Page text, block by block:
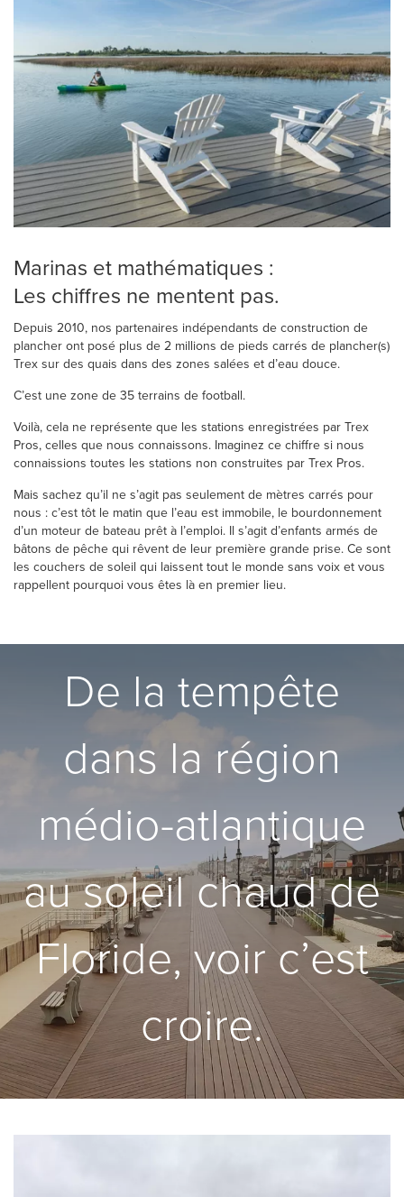
Marinas et mathématiques :
Les chiffres ne mentent pas.
Depuis 2010, nos partenaires indépendants de construction de
plancher ont posé plus de 2 millions de pieds carrés de plancher(s)
Trex sur des quais dans des zones salées et d’eau douce.
C’est une zone de 35 terrains de football.
Voilà, cela ne représente que les stations enregistrées par Trex
Pros, celles que nous connaissons. Imaginez ce chiffre si nous
connaissions toutes les stations non construites par Trex Pros.
Mais sachez qu’il ne s’agit pas seulement de mètres carrés pour
nous : c’est tôt le matin que l’eau est immobile, le bourdonnement
d’un moteur de bateau prêt à l’emploi. Il s’agit d’enfants armés de
bâtons de pêche qui rêvent de leur première grande prise. Ce sont
les couchers de soleil qui laissent tout le monde sans voix et vous
rappellent pourquoi vous êtes là en premier lieu.
De la tempête
dans la région
médio-atlantique
au soleil chaud de
Floride, voir c’est
croire.